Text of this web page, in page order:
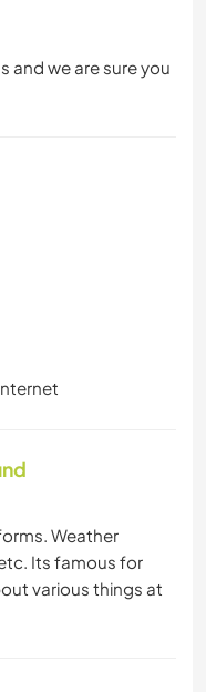
and we are sure you
Weather
Its famous for
various things at